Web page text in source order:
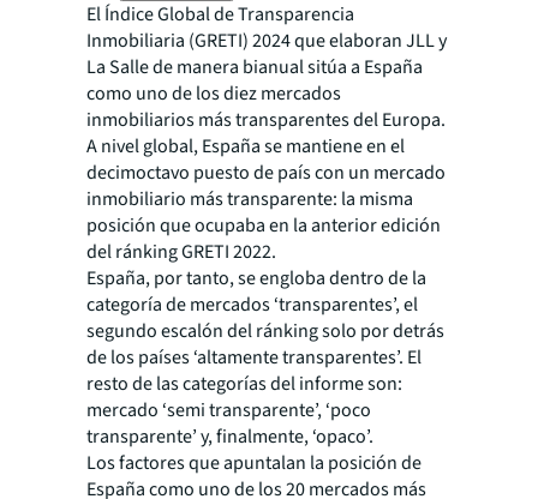
El Índice Global de Transparencia
Inmobiliaria (GRETI) 2024 que elaboran JLL y
La Salle de manera bianual sitúa a España
como uno de los diez mercados
inmobiliarios más transparentes del Europa.
A nivel global, España se mantiene en el
decimoctavo puesto de país con un mercado
inmobiliario más transparente: la misma
posición que ocupaba en la anterior edición
del ránking GRETI 2022.
España, por tanto, se engloba dentro de la
categoría de mercados ‘transparentes’, el
segundo escalón del ránking solo por detrás
de los países ‘altamente transparentes’. El
resto de las categorías del informe son:
mercado ‘semi transparente’, ‘poco
transparente’ y, finalmente, ‘opaco’.
Los factores que apuntalan la posición de
España como uno de los 20 mercados más